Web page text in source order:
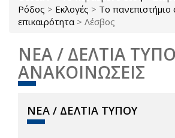
Ρόδος > Εκλογές > Το πανεπιστήμιο
επικαιρότητα > Λέσβος
ΝΕΑ / ΔΕΛΤΙΑ
ΑΝΑΚΟΙΝΩΣΕΙΣ
ΝΕΑ / ΔΕΛΤΙΑ ΤΥΠΟΥ